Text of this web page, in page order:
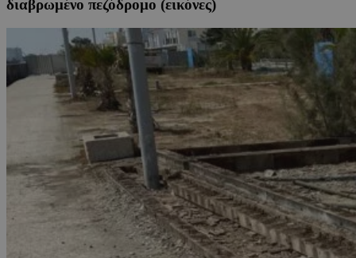
διαβρωμένο πεζόδρομο (εικόνες)